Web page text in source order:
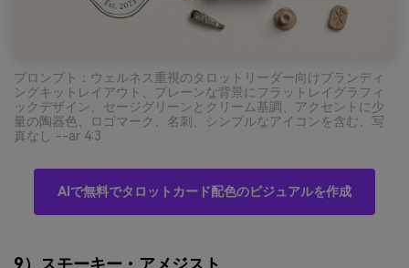
プロンプト：ウェルネス重視のタロットリーダー向けブランディ
ングキットレイアウト、プレーンな背景にフラットレイグラフィ
ックデザイン、セージグリーンとクリーム基調、アクセントに少
量の陶器色、ロゴマーク、名刺、シンプルなアイコンを含む、写
真なし --ar 4:3
AIで無料でタロットカード配色のビジュアルを作成
9）スモーキー・アメジスト